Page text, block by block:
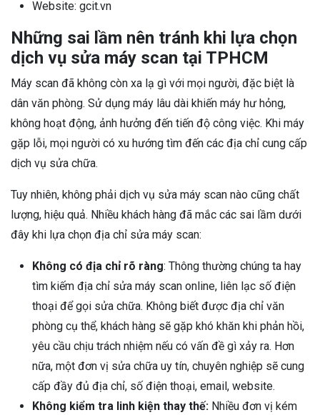
Website: gcit.vn
Những sai lầm nên tránh khi lựa chọn
dịch vụ sửa máy scan tại TPHCM
Máy scan đã không còn xa lạ gì với mọi người, đặc biệt là
dân văn phòng. Sử dụng máy lâu dài khiến máy hư hỏng,
không hoạt động, ảnh hưởng đến tiến độ công việc. Khi máy
gặp lỗi, mọi người có xu hướng tìm đến các địa chỉ cung cấp
dịch vụ sửa chữa.
Tuy nhiên, không phải dịch vụ sửa máy scan nào cũng chất
lượng, hiệu quả. Nhiều khách hàng đã mắc các sai lầm dưới
đây khi lựa chọn địa chỉ sửa máy scan:
Không có địa chỉ rõ ràng: Thông thường chúng ta hay
tìm kiếm địa chỉ sửa máy scan online, liên lạc số điện
thoại để gọi sửa chữa. Không biết được địa chỉ văn
phòng cụ thể, khách hàng sẽ gặp khó khăn khi phản hồi,
yêu cầu chịu trách nhiệm nếu có vấn đề gì xảy ra. Hơn
nữa, một đơn vị sửa chữa uy tín, chuyên nghiệp sẽ cung
cấp đầy đủ địa chỉ, số điện thoại, email, website.
Không kiểm tra linh kiện thay thế: Nhiều đơn vị kém